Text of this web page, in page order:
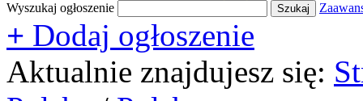
Wyszukaj ogłoszenie
+ Dodaj ogłoszenie
Aktualnie znajdujesz się: